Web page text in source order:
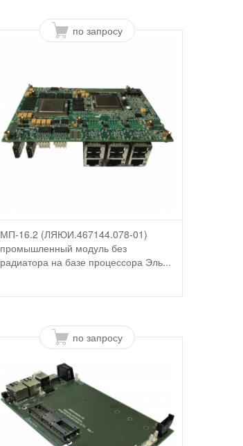
по запросу
МП-16.2 (ЛЯЮИ.467144.078-01)
промышленный модуль без
радиатора на базе процессора Эль...
по запросу